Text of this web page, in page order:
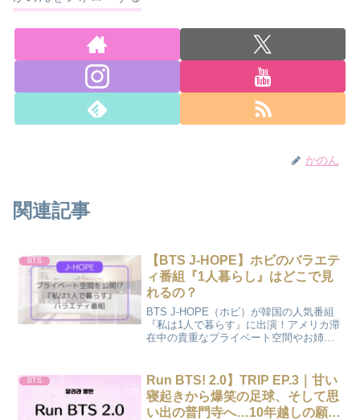
かのん
関連記事
BTS
【BTS J-HOPE】ホビのバラエテ
ィ番組『1人暮らし』はどこで見
れるの？
BTS J-HOPE（ホビ）が韓国の人気番組
『私は1人で暮らす』に出演！アメリカ滞
在中の貴重なプライベート空間やお姉さ
の紫のヨガリング」の正体も教えちゃい
ます♪
BTS
Run BTS! 2.0】TRIP EP.3｜甘い
寝起きから爆笑の足球、そして思
い出の普門寺へ…10年越しの願い